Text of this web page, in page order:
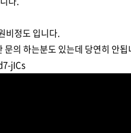
비정도 입니다.
의 하는분도 있는데 당연히 안됩
jICs